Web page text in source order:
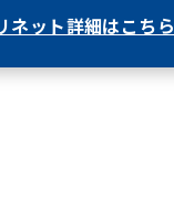
ネット詳細はこちら